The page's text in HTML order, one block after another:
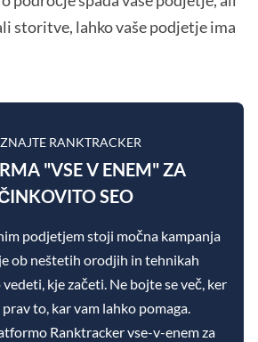
storitve, lahko vaše podjetje ima
RANKTRACKER
"VSE V ENEM" ZA
SEO
podjetjem stoji močna kampanja
ob neštetih orodjih in tehnikah
kje začeti. Ne bojte se več, ker
prav to, kar vam lahko pomaga.
Ranktracker vse-v-enem za